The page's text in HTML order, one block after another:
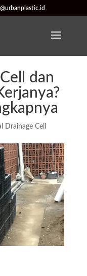
dan
Drainage Cell